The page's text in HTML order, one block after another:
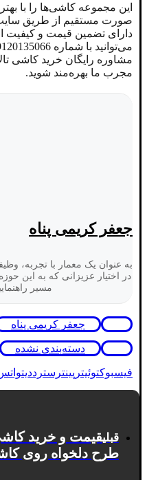
این مجموعه کاشی‌ها را با
صورت مستقیم از طریق
دارای تضمین قیمت و کیفیت
مشاوره رایگان خرید کاشی
مجرب ما بهره‌مند شوید.
جعفر کریمی پناه
به عنوان یک معمار با تجربه،
در اختیار عزیزانی که به این
مسیر
جعفر کریمی پناه
دسته‌بندی نشده
فیسبوکتوئیتر پینترسترددیت
قبلیقیمت و خرید
طرح دلخواه روی